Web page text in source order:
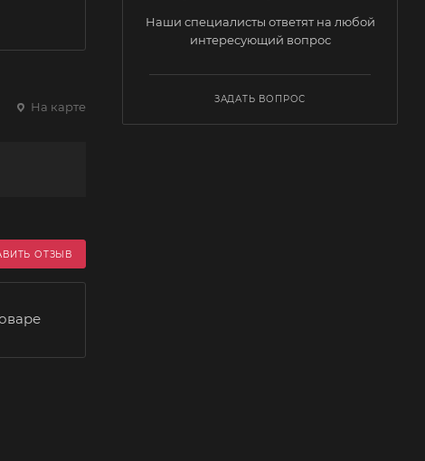
На карте
ОТЗЫВ
Наши специалисты ответят на любой
интересующий вопрос
ЗАДАТЬ ВОПРОС